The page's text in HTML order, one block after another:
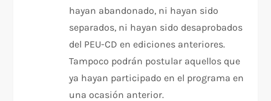
hayan abandonado, ni hayan sido
separados, ni hayan sido desaprobados
del PEU-CD en ediciones anteriores.
Tampoco podrán postular aquellos que
ya hayan participado en el programa en
una ocasión anterior.